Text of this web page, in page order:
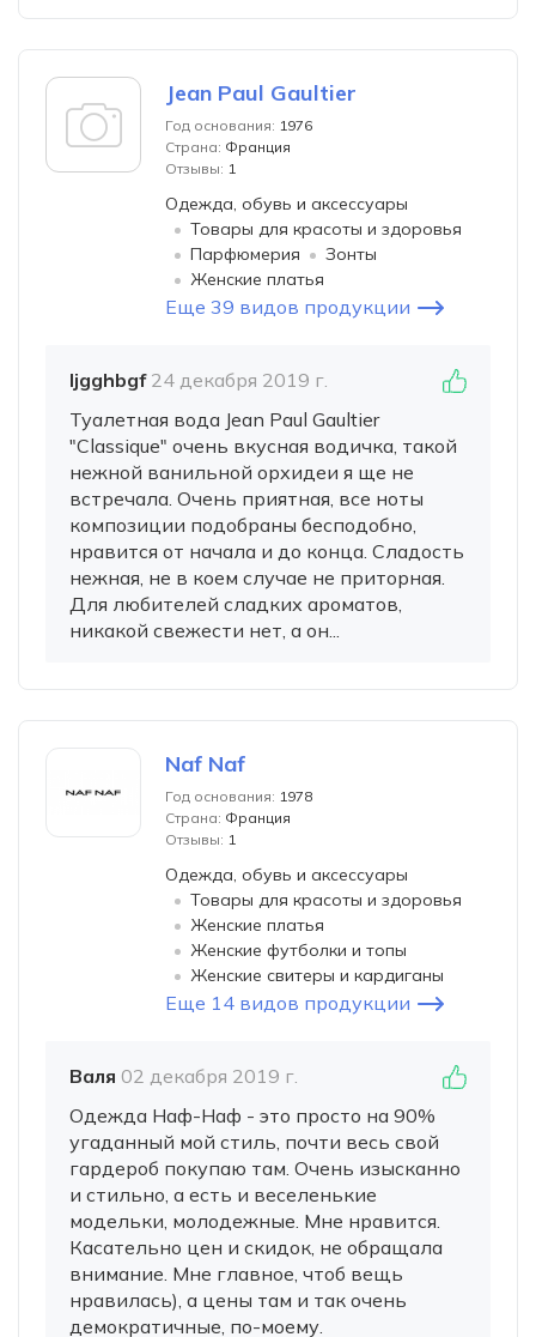
Jean Paul Gaultier
Год основания: 1976
Страна: Франция
Отзывы: 1
Одежда, обувь и аксессуары
Товары для красоты и здоровья
Парфюмерия
Зонты
Женские платья
Еще 39 видов продукции
ljgghbgf 24 декабря 2019 г.
Туалетная вода Jean Paul Gaultier
"Classique" очень вкусная водичка, такой
нежной ванильной орхидеи я ще не
встречала. Очень приятная, все ноты
композиции подобраны бесподобно,
нравится от начала и до конца. Сладость
нежная, не в коем случае не приторная.
Для любителей сладких ароматов,
никакой свежести нет, а он...
Naf Naf
Год основания: 1978
Страна: Франция
Отзывы: 1
Одежда, обувь и аксессуары
Товары для красоты и здоровья
Женские платья
Женские футболки и топы
Женские свитеры и кардиганы
Еще 14 видов продукции
Валя 02 декабря 2019 г.
Одежда Наф-Наф - это просто на 90%
угаданный мой стиль, почти весь свой
гардероб покупаю там. Очень изысканно
и стильно, а есть и веселенькие
модельки, молодежные. Мне нравится.
Касательно цен и скидок, не обращала
внимание. Мне главное, чтоб вещь
нравилась), а цены там и так очень
демократичные, по-моему.